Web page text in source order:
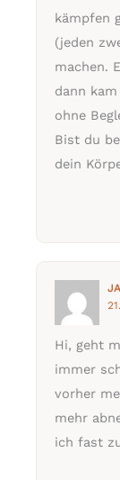
kämpfen
(jeden
machen.
dann
ohne
Bist du
dein
Hi, geht
immer
vorher
mehr
ich fast